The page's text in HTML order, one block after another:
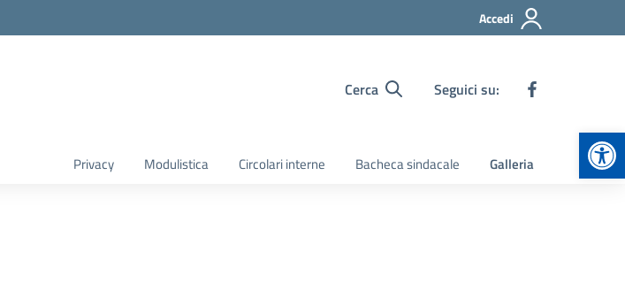
Accedi
Cerca Seguici su:
Privacy Modulistica Circolari interne Bacheca sindacale Galleria